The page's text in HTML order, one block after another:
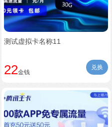
测试虚拟卡名称11
兑换
22金钱